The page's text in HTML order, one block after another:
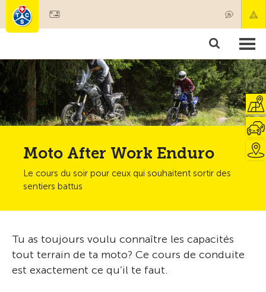
Membres & prestations
Tests, sécurité & santé
Moto After Work Enduro
Le cours du soir pour ceux qui souhaitent sortir des
sentiers battus
Tu as toujours voulu connaître les capacités
tout terrain de ta moto? Ce cours de conduite
est exactement ce qu’il te faut.